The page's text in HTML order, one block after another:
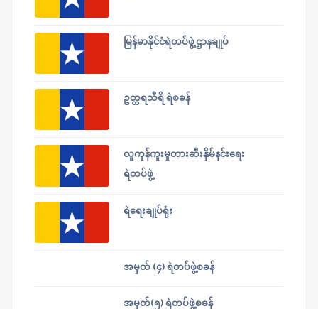
မြန်မာနိုင်ငံရဲတပ်ဖွဲ့ဌာနချုပ်
ဥတ္တရသီရိ ရဲစခန်
လူကုန်ကူးမှုတားဆီးနှိမ်နင်းရေး
ရဲတပ်ဖွဲ့
ရဲရေးချုပ်ရုံး
အမှတ် (၄) ရဲတပ်ဖွဲ့စခန်
အမှတ်(၅) ရဲတပ်ဖွဲ့စခန်